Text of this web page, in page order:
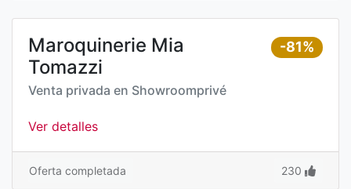
-81%
Maroquinerie Mia
Tomazzi
Venta privada en Showroomprivé
Ver detalles
Oferta completada 230